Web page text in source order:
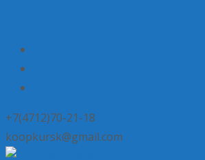
+7(4712)70-21-18
koopkursk@gmail.com